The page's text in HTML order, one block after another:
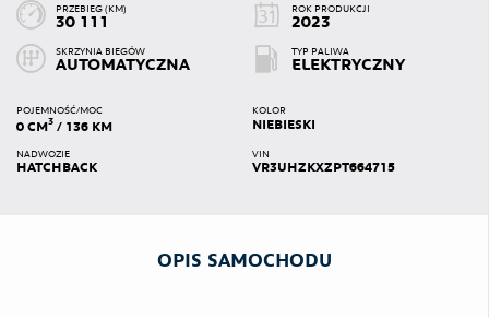
PRZEBIEG (KM)
30 111
ROK PRODUKCJI
2023
SKRZYNIA BIEGÓW
AUTOMATYCZNA
TYP PALIWA
ELEKTRYCZNY
POJEMNOŚĆ/MOC
0 CM3 / 136 KM
KOLOR
NIEBIESKI
NADWOZIE
HATCHBACK
VIN
VR3UHZKXZPT664715
OPIS SAMOCHODU